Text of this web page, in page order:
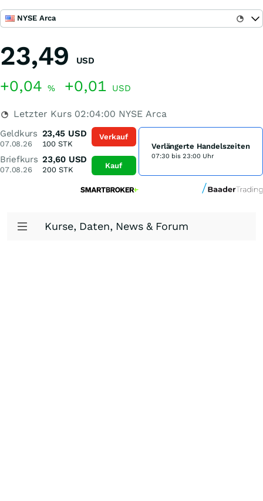
NYSE Arca
23,49 USD
+0,04 % +0,01 USD
Letzter Kurs 02:04:00 NYSE Arca
Geldkurs
07.08.26
23,45 USD
100 STK
Briefkurs
07.08.26
23,60 USD
200STK
Verkauf
Kauf
Verlängerte Handelszeiten
07:30 bis 23:00 Uhr
Kurse, Daten, News & Forum